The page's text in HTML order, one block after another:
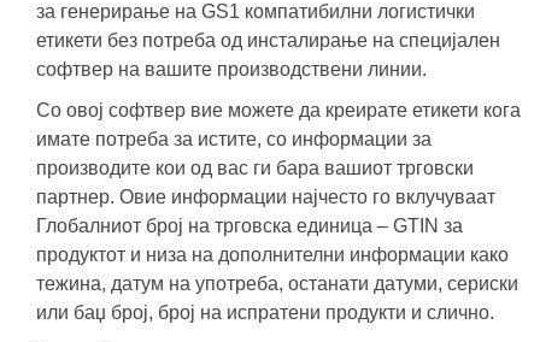
за генерирање на GS1 компатибилни логистички
етикети без потреба од инсталирање на специјален
софтвер на вашите производствени линии.
Со овој софтвер вие можете да креирате етикети кога
имате потреба за истите, со информации за
производите кои од вас ги бара вашиот трговски
партнер. Овие информации најчесто го вклучуваат
Глобалниот број на трговска единица – GTIN за
продуктот и низа на дополнителни информации како
тежина, датум на употреба, останати датуми, сериски
или баџ број, број на испратени продукти и слично.